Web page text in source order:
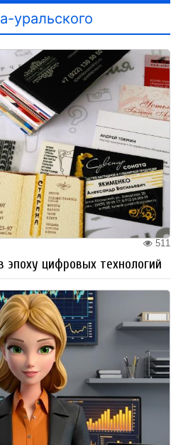
уральского
511
эпоху цифровых технологий